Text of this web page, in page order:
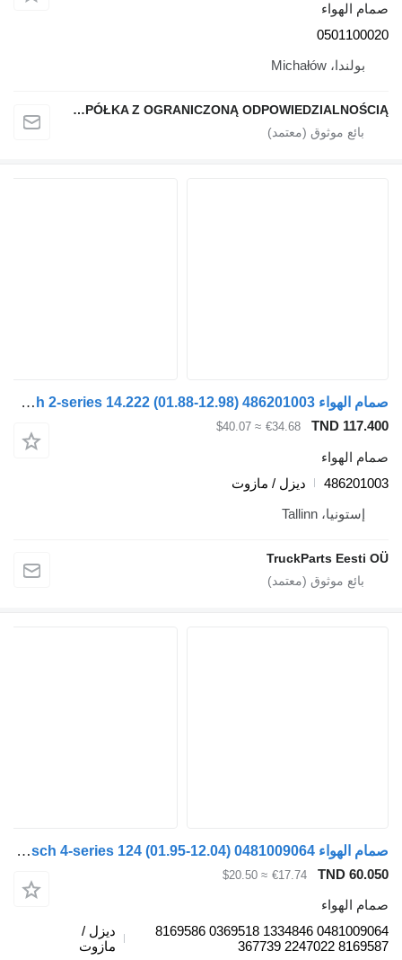
الهواء
بولندا، Michałów
QINDITO SPÓŁKA Z OGRANICZONĄ ODPOWIEDZIALNOŚCIĄ
صمام الهواء Bosch 2-series 14.222 (01.88-12.98) 486201003 لـ السيارات القاطرة MAN 2-series (1986-1998)
TND
€34.68
≈ $40.07
الهواء
ديزل / مازوت
إستونيا، Tallinn
TruckParts Eesti
صمام الهواء Bosch 4-series 124 (01.95-12.04) 0481009064 لـ السيارات القاطرة Scania 4-series (1995-2006)
TND
€17.74
≈ $20.50
الهواء
0481009064 1334846 0369518 8169586
8169587 2247022
ديزل /
مازوت